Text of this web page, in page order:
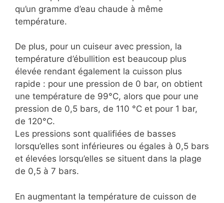
qu’un gramme d’eau chaude à même
température.
De plus, pour un cuiseur avec pression, la
température d’ébullition est beaucoup plus
élevée rendant également la cuisson plus
rapide : pour une pression de 0 bar, on obtient
une température de 99°C, alors que pour une
pression de 0,5 bars, de 110 °C et pour 1 bar,
de 120°C.
Les pressions sont qualifiées de basses
lorsqu’elles sont inférieures ou égales à 0,5 bars
et élevées lorsqu’elles se situent dans la plage
de 0,5 à 7 bars.
En augmentant la température de cuisson de